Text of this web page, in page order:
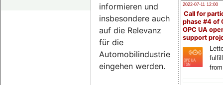
2022-07-11 12:00
Call for
phase #4 of
OPC UA
support
informieren und
insbesondere auch
auf die Relevanz
für die
Automobilindustrie
eingehen werden.